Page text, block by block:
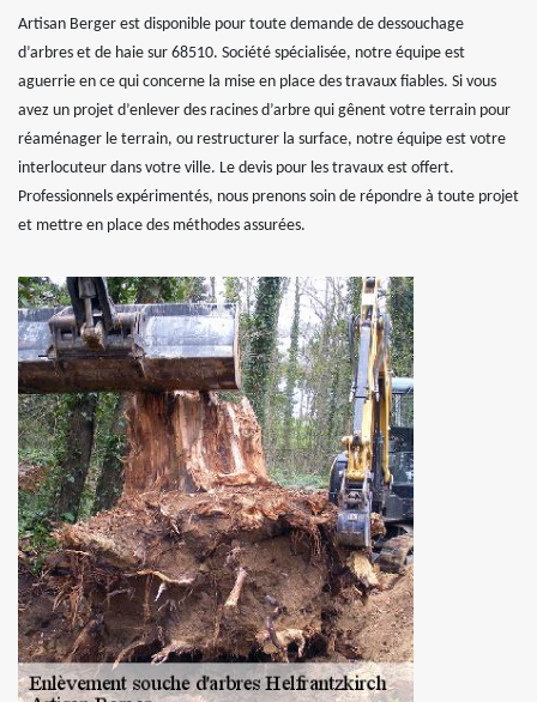
Artisan Berger est disponible pour toute demande de dessouchage
d’arbres et de haie sur 68510. Société spécialisée, notre équipe est
aguerrie en ce qui concerne la mise en place des travaux fiables. Si vous
avez un projet d’enlever des racines d’arbre qui gênent votre terrain pour
réaménager le terrain, ou restructurer la surface, notre équipe est votre
interlocuteur dans votre ville. Le devis pour les travaux est offert.
Professionnels expérimentés, nous prenons soin de répondre à toute projet
et mettre en place des méthodes assurées.